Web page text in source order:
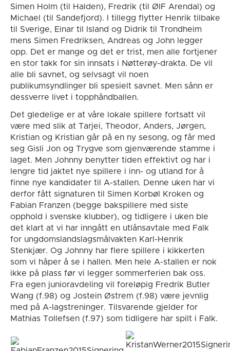
Simen Holm (til Halden), Fredrik (til ØIF Arendal) og
Michael (til Sandefjord). I tillegg flytter Henrik tilbake
til Sverige, Einar til Island og Didrik til Trondheim
mens Simen Fredriksen, Andreas og John legger
opp. Det er mange og det er trist, men alle fortjener
en stor takk for sin innsats i Nøtterøy-drakta. De vil
alle bli savnet, og selvsagt vil noen
publikumsyndlinger bli spesielt savnet. Men sånn er
dessverre livet i topphåndballen.
Det gledelige er at våre lokale spillere fortsatt vil
være med slik at Tarjei, Theodor, Anders, Jørgen,
Kristian og Kristian går på en ny sesong, og får med
seg Gisli Jon og Trygve som gjenværende stamme i
laget. Men Johnny benytter tiden effektivt og har i
lengre tid jaktet nye spillere i inn- og utland for å
finne nye kandidater til A-stallen. Denne uken har vi
derfor fått signaturen til Simen Korbøl Kroken og
Fabian Franzen (begge bakspillere med siste
opphold i svenske klubber), og tidligere i uken ble
det klart at vi har inngått en utlånsavtale med Falk
for ungdomslandslagsmålvakten Karl-Henrik
Stenkjær. Og Johnny har flere spillere i kikkerten
som vi håper å se i hallen. Men hele A-stallen er nok
ikke på plass før vi legger sommerferien bak oss.
Fra egen junioravdeling vil foreløpig Fredrik Butler
Wang (f.98) og Jostein Østrem (f.98) være jevnlig
med på A-lagstreninger. Tilsvarende gjelder for
Mathias Tollefsen (f.97) som tidligere har spilt i Falk.